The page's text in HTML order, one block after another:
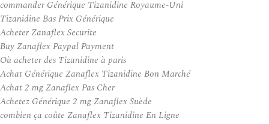
commander Générique Tizanidine Royaume-Uni
Tizanidine Bas Prix Générique
Acheter Zanaflex Securite
Buy Zanaflex Paypal Payment
Où acheter des Tizanidine à paris
Achat Générique Zanaflex Tizanidine Bon Marché
Achat 2 mg Zanaflex Pas Cher
Achetez Générique 2 mg Zanaflex Suède
combien ça coûte Zanaflex Tizanidine En Ligne